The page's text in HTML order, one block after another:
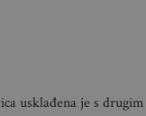
usklađena je s